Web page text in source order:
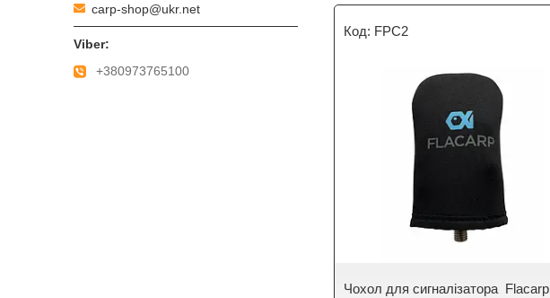
FPC2
Чохол для сигналізатора Flacarp
carp-shop@ukr.net
+380973765100